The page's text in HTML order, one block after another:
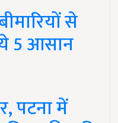
से
5 आसान
पटना में